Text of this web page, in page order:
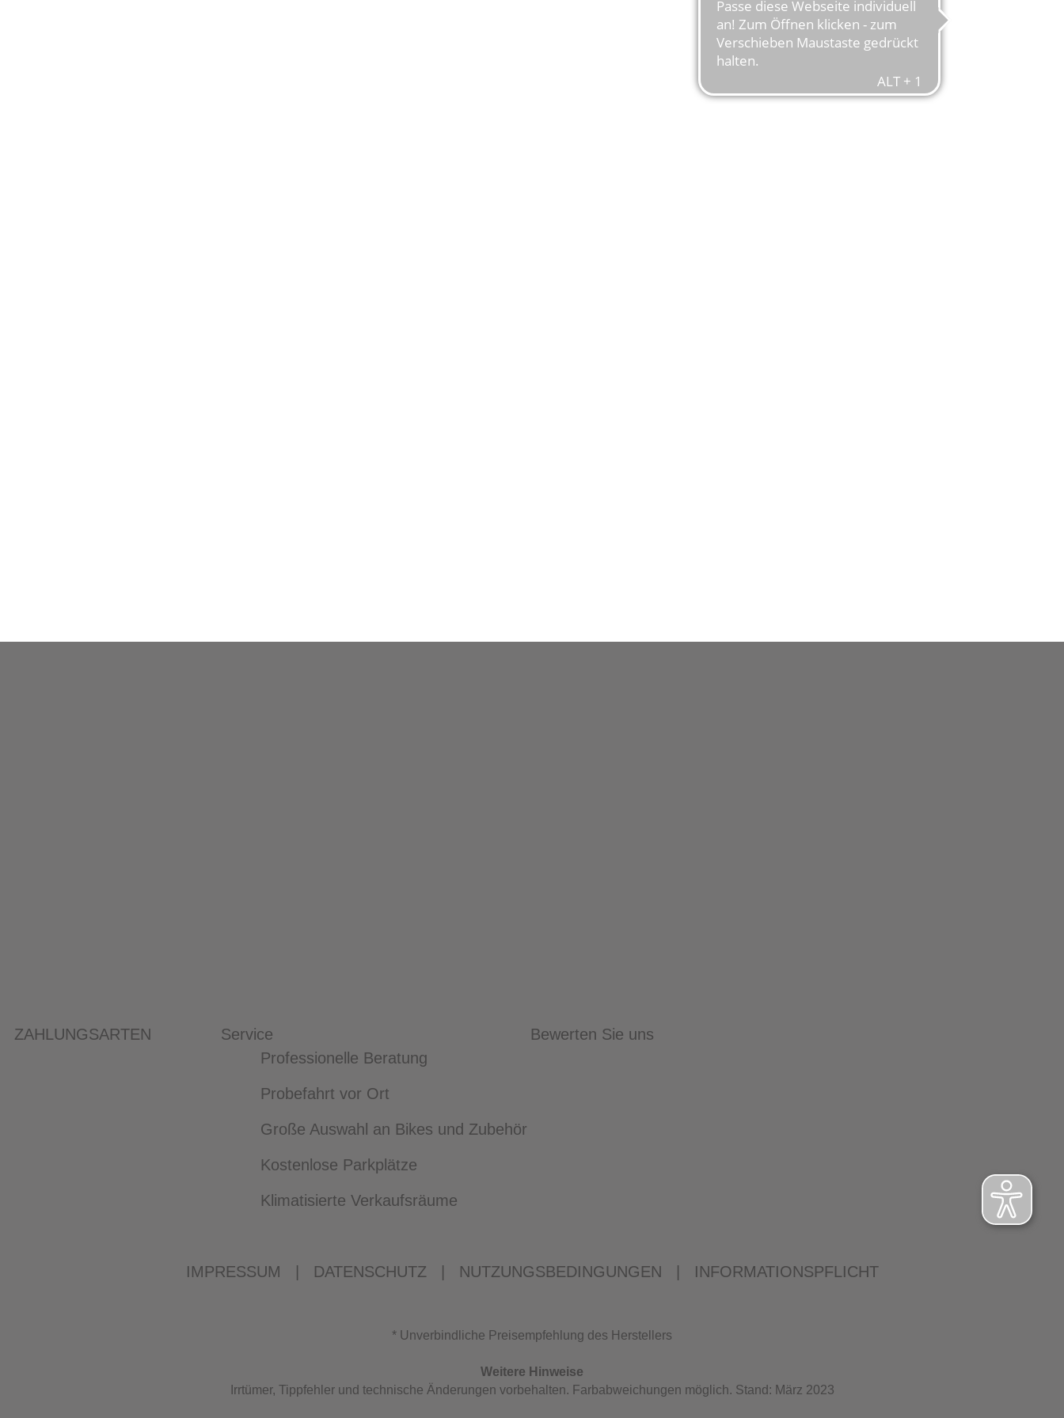
ZAHLUNGSARTEN
Service
Professionelle Beratung
Probefahrt vor Ort
Große Auswahl an Bikes und Zubehör
Kostenlose Parkplätze
Klimatisierte Verkaufsräume
Bewerten Sie uns
IMPRESSUM DATENSCHUTZ NUTZUNGSBEDINGUNGEN INFORMATIONSPFLICHT
* Unverbindliche Preisempfehlung des Herstellers
Weitere Hinweise
Irrtümer, Tippfehler und technische Änderungen vorbehalten. Farbabweichungen möglich. Stand: März 2023